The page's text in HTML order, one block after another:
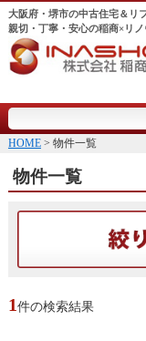
大阪府・堺市の中古住宅＆リ
親切・丁寧・安心の稲商×リノ
HOME> 物件一覧
物件一覧
1件の検索結果